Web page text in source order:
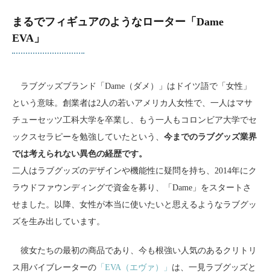
まるでフィギュアのようなローター「Dame
EVA」
ラブグッズブランド「Dame（ダメ）」はドイツ語で「女性」
という意味。創業者は2人の若いアメリカ人女性で、一人はマサ
チューセッツ工科大学を卒業し、もう一人もコロンビア大学でセ
ックスセラピーを勉強していたという、 今までのラブグッズ業界
では考えられない異色の経歴です。
二人はラブグッズのデザインや機能性に疑問を持ち、2014年にク
ラウドファウンディングで資金を募り、「Dame」をスタートさ
せました。以降、女性が本当に使いたいと思えるようなラブグッ
ズを生み出しています。
彼女たちの最初の商品であり、今も根強い人気のあるクリトリ
ス用バイブレーターの 「EVA（エヴァ）」 は、一見ラブグッズと